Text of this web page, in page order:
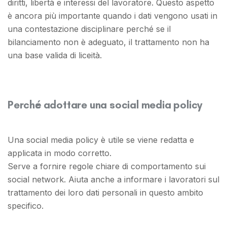
diritti, libertà e interessi del lavoratore. Questo aspetto
è ancora più importante quando i dati vengono usati in
una contestazione disciplinare perché se il
bilanciamento non è adeguato, il trattamento non ha
una base valida di liceità.
Perché adottare una social media policy
Una social media policy è utile se viene redatta e
applicata in modo corretto.
Serve a fornire regole chiare di comportamento sui
social network. Aiuta anche a informare i lavoratori sul
trattamento dei loro dati personali in questo ambito
specifico.